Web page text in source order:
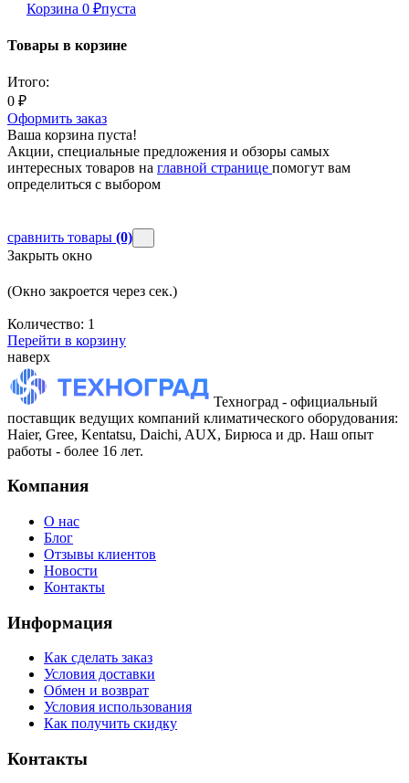
Корзина 0 ₽пуста
Товары в корзине
Итого:
0 ₽
Оформить заказ
Ваша корзина пуста!
Акции, специальные предложения и обзоры самых
интересных товаров на главной странице помогут вам
определиться с выбором
сравнить товары (0)
Закрыть окно
(Окно закроется через сек.)
Количество: 1
Перейти в корзину
наверх
Техноград - официальный
поставщик ведущих компаний климатического оборудования:
Haier, Gree, Kentatsu, Daichi, AUX, Бирюса и др. Наш опыт
работы - более 16 лет.
Компания
О нас
Блог
Отзывы клиентов
Новости
Контакты
Информация
Как сделать заказ
Условия доставки
Обмен и возврат
Условия использования
Как получить скидку
Контакты